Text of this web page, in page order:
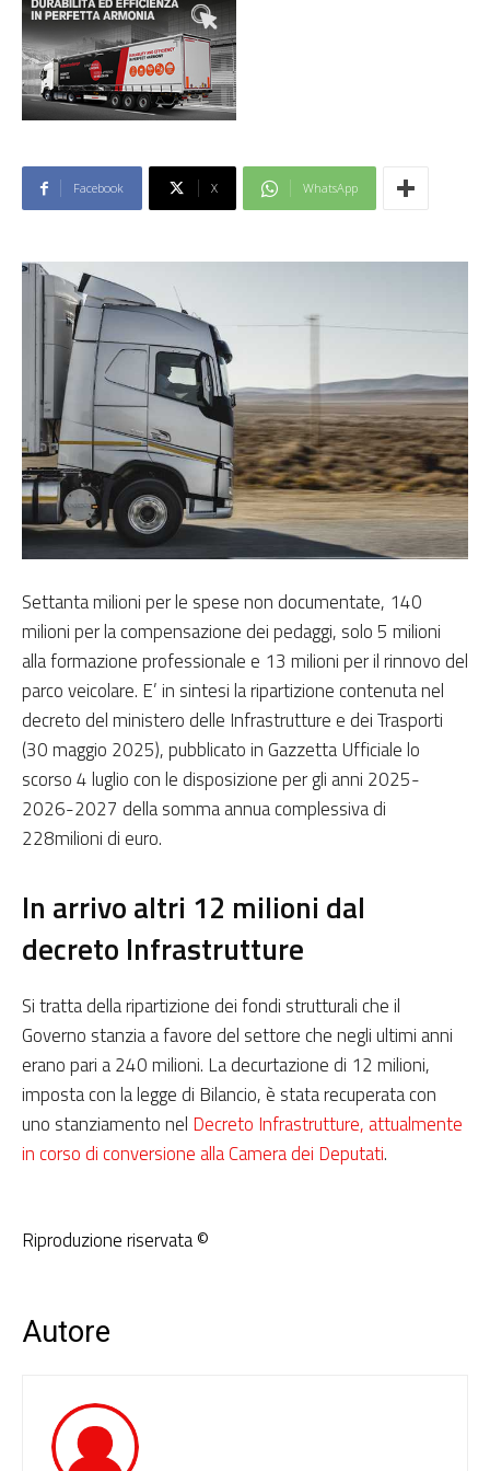
Facebook X WhatsApp
Settanta milioni per le spese non documentate, 140
milioni per la compensazione dei pedaggi, solo 5 milioni
alla formazione professionale e 13 milioni per il rinnovo del
parco veicolare. E’ in sintesi la ripartizione contenuta nel
decreto del ministero delle Infrastrutture e dei Trasporti
(30 maggio 2025), pubblicato in Gazzetta Ufficiale lo
scorso 4 luglio con le disposizione per gli anni 2025-
2026-2027 della somma annua complessiva di
228milioni di euro.
In arrivo altri 12 milioni dal
decreto Infrastrutture
Si tratta della ripartizione dei fondi strutturali che il
Governo stanzia a favore del settore che negli ultimi anni
erano pari a 240 milioni. La decurtazione di 12 milioni,
imposta con la legge di Bilancio, è stata recuperata con
uno stanziamento nel Decreto Infrastrutture, attualmente
in corso di conversione alla Camera dei Deputati.
Riproduzione riservata ©
Autore